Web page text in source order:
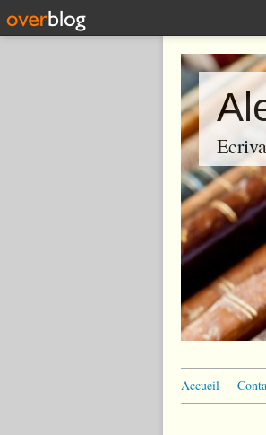
Accueil